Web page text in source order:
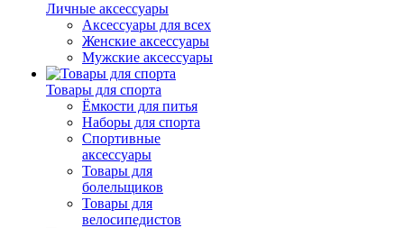
Личные аксессуары
Аксессуары для всех
Женские аксессуары
Мужские аксессуары
Товары для спорта
Ёмкости для питья
Наборы для спорта
Спортивные
аксессуары
Товары для
болельщиков
Товары для
велосипедистов